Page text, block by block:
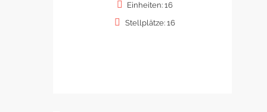
Einheiten: 16
Stellplätze: 16